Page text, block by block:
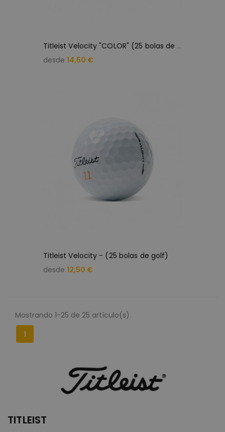
T
itleist Velocity "COLOR" (25 bolas de golf)
desde 14,50 €
Titleist Velocity - (25 bolas de golf)
desde 12,50 €
Mostrando 1-25 de 25 artículo(s)
1
TITLEIST